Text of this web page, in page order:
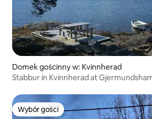
Domek gościnny w: Kvinnherad
Stabbur in Kvinnherad at
Wybór gości
Wybór gości